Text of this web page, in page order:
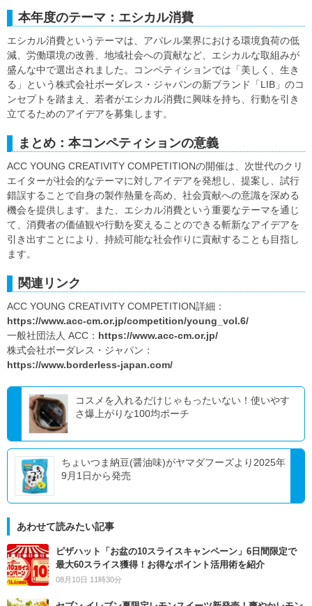
本年度のテーマ：エシカル消費
エシカル消費というテーマは、アパレル業界における環境負荷の低
減、労働環境の改善、地域社会への貢献など、エシカルな取組みが
盛んな中で選出されました。コンペティションでは「美しく、生き
る」という株式会社ボーダレス・ジャパンの新ブランド「LIB」のコ
ンセプトを踏まえ、若者がエシカル消費に興味を持ち、行動を引き
立てるためのアイデアを募集します。
まとめ：本コンペティションの意義
ACC YOUNG CREATIVITY COMPETITIONの開催は、次世代のクリ
エイターが社会的なテーマに対しアイデアを発想し、提案し、試行
錯誤することで自身の製作熱量を高め、社会貢献への意識を深める
機会を提供します。また、エシカル消費という重要なテーマを通じ
て、消費者の価値観や行動を変えることのできる斬新なアイデアを
引き出すことにより、持続可能な社会作りに貢献することも目指し
ます。
関連リンク
ACC YOUNG CREATIVITY COMPETITION詳細：
https://www.acc-cm.or.jp/competition/young_vol.6/
一般社団法人 ACC： https://www.acc-cm.or.jp/
株式会社ボーダレス・ジャパン：
https://www.borderless-japan.com/
コスメを入れるだけじゃもったいない！使いやす
さ爆上がりな100均ポーチ
ちょいつま納豆(醤油味)がヤマダフーズより2025年
9月1日から発売
あわせて読みたい記事
ピザハット「お盆の10スライスキャンペーン」6日間限定で
最大60スライス獲得！お得なポイント活用術を紹介
08月10日 11時30分